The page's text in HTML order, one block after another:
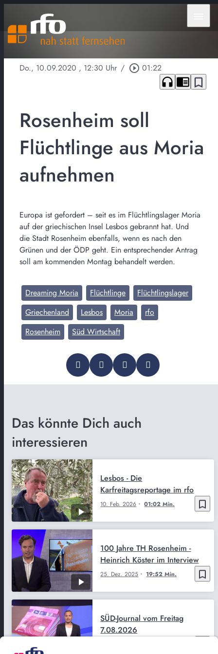
Do., 10.09.2020 , 12:30 Uhr / play_circle_outline 01:22
headphones chrome_reader_mode bookmark_border
Rosenheim soll
Flüchtlinge aus Moria
aufnehmen
Europa ist gefordert – seit es im Flüchtlingslager Moria
auf der griechischen Insel Lesbos gebrannt hat. Und
die Stadt Rosenheim ebenfalls, wenn es nach den
Grünen und der ÖDP geht. Ein entsprechender Antrag
soll am kommenden Montag behandelt werden.
Dreaming Moria Flüchtlinge
Flüchtlingslager
Griechenland
Lesbos Moria
rfo
Rosenheim
Süd Wirtschaft
Das könnte Dich auch
interessieren
bookmark_border
10. Feb. 2026 01:02 Min.
Lesbos - Die
Karfreitagsreportage im rfo
bookmark_border
25. Dez. 2025 19:52 Min.
100 Jahre TH Rosenheim -
Heinrich Köster im Interview
SÜD-Journal vom Freitag
7.08.2026